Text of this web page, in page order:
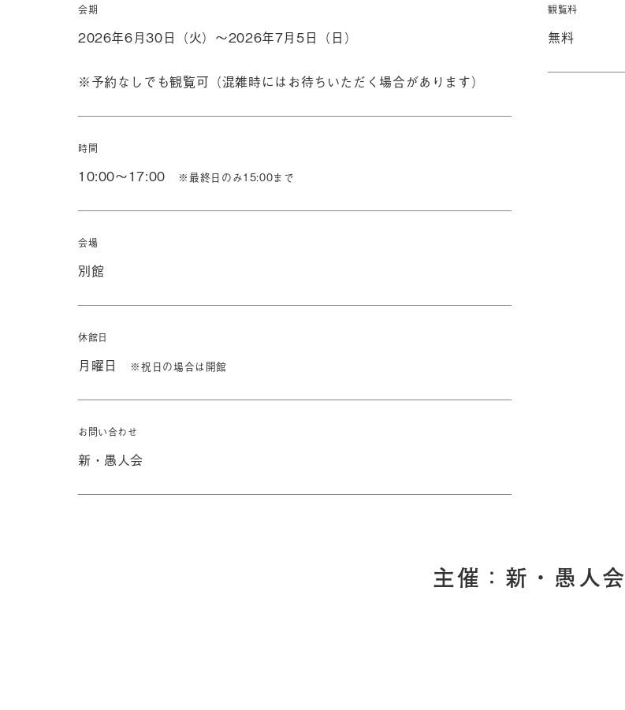
会期
2026年6月30日（火）～2026年7月5日（日）
※予約なしでも観覧可（混雑時にはお待ちいただく場合があります）
時間
10:00～17:00 ※最終日のみ15:00まで
会場
別館
休館日
月曜日 ※祝日の場合は開館
お問い合わせ
新・愚人会
観覧料
無料
主催：新・愚人会